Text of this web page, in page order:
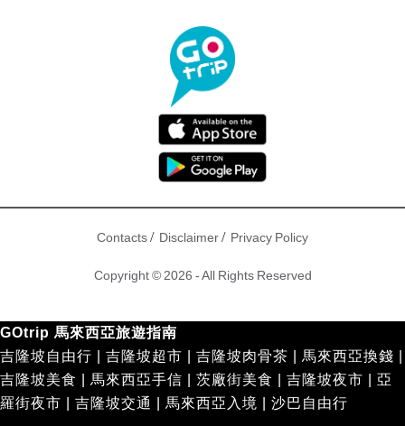
Contacts/ Disclaimer/ Privacy Policy
Copyright © 2026 - All Rights Reserved
GOtrip 馬來西亞旅遊指南
吉隆坡自由行
吉隆坡超市 吉隆坡肉骨茶 馬來西亞換錢
吉隆坡美食
馬來西亞手信 茨廠街美食 吉隆坡夜市
亞
羅街夜市
吉隆坡交通 馬來西亞入境 沙巴自由行